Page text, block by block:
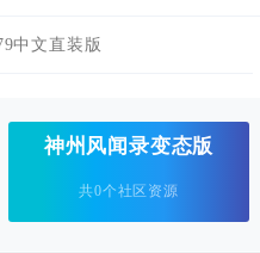
中文直装版
神州风闻录变态版
共0个社区资源